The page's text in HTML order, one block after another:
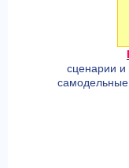
сценарии и
самодельные